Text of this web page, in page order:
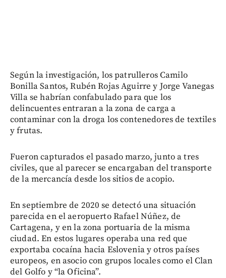
Según la investigación, los patrulleros Camilo
Bonilla Santos, Rubén Rojas Aguirre y Jorge Vanegas
Villa se habrían confabulado para que los
delincuentes entraran a la zona de carga a
contaminar con la droga los contenedores de textiles
y frutas.
Fueron capturados el pasado marzo, junto a tres
civiles, que al parecer se encargaban del transporte
de la mercancía desde los sitios de acopio.
En septiembre de 2020 se detectó una situación
parecida en el aeropuerto Rafael Núñez, de
Cartagena, y en la zona portuaria de la misma
ciudad. En estos lugares operaba una red que
exportaba cocaína hacia Eslovenia y otros países
europeos, en asocio con grupos locales como el Clan
del Golfo y “la Oficina”.